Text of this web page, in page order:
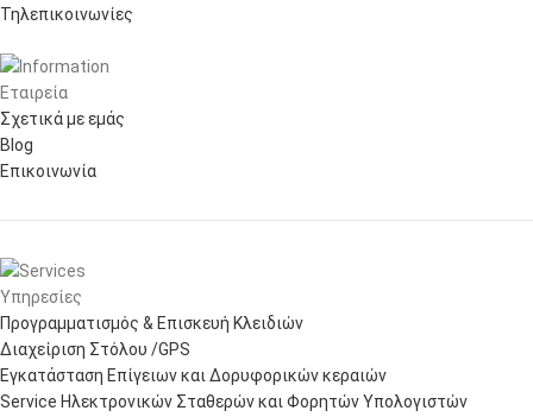
Τηλεπικοινωνίες
Εταιρεία
Σχετικά με εμάς
Blog
Επικοινωνία
Υπηρεσίες
Προγραμματισμός & Επισκευή Κλειδιών
Διαχείριση Στόλου /GPS
Εγκατάσταση Επίγειων και Δορυφορικών κεραιών
Service Ηλεκτρονικών Σταθερών και Φορητών Υπολογιστών